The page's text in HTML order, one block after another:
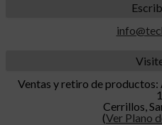
Ventas y retiro de
Cerrillos,
(Ver Plano